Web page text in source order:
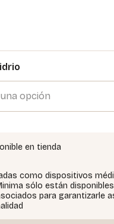
opción
en tienda
como dispositivos
sólo están
para garantizarle